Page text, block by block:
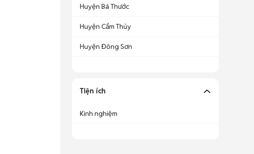
Huyện Bá Thước
Huyện Cẩm Thủy
Huyện Đông Sơn
Tiện ích
Kinh nghiệm